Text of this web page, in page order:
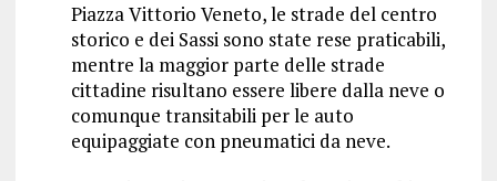
Piazza Vittorio Veneto, le strade del centro
storico e dei Sassi sono state rese praticabili,
mentre la maggior parte delle strade
cittadine risultano essere libere dalla neve o
comunque transitabili per le auto
equipaggiate con pneumatici da neve.